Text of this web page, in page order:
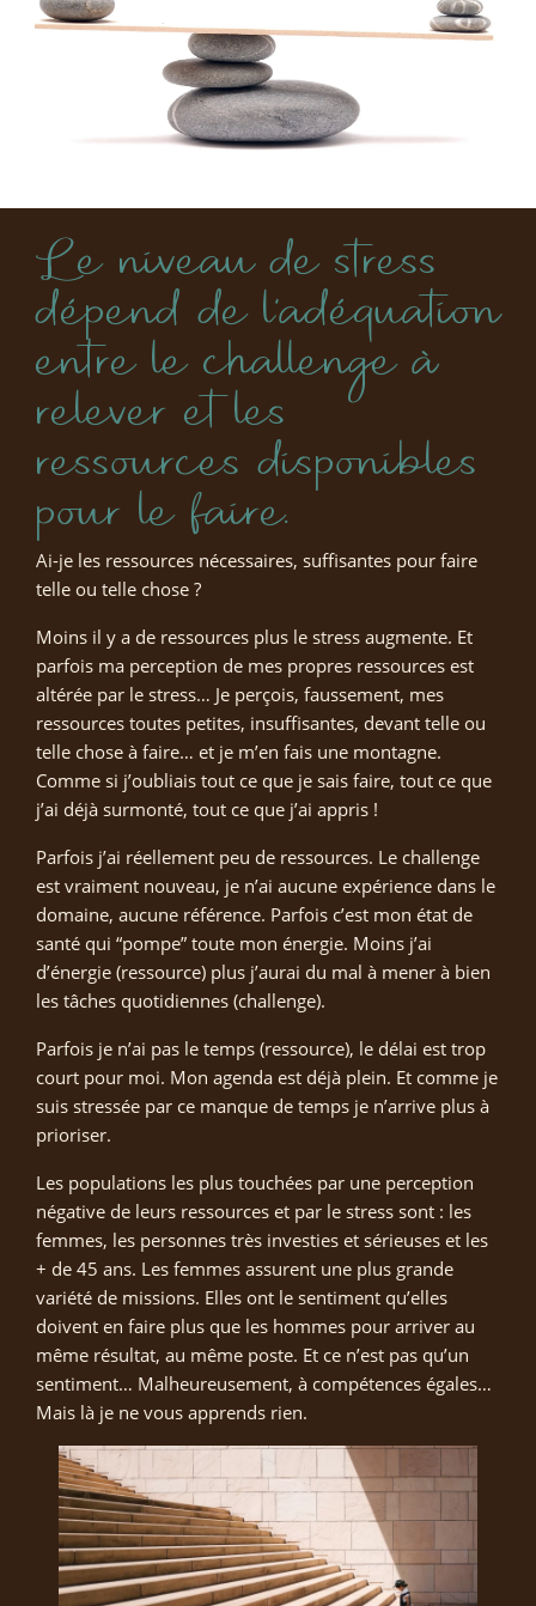
Le niveau de stress
dépend de l’adéquation
entre le challenge à
relever et les
ressources disponibles
pour le faire.
Ai-je les ressources nécessaires, suffisantes pour faire
telle ou telle chose ?
Moins il y a de ressources plus le stress augmente. Et
parfois ma perception de mes propres ressources est
altérée par le stress… Je perçois, faussement, mes
ressources toutes petites, insuffisantes, devant telle ou
telle chose à faire… et je m’en fais une montagne.
Comme si j’oubliais tout ce que je sais faire, tout ce que
j’ai déjà surmonté, tout ce que j’ai appris !
Parfois j’ai réellement peu de ressources. Le challenge
est vraiment nouveau, je n’ai aucune expérience dans le
domaine, aucune référence. Parfois c’est mon état de
santé qui “pompe” toute mon énergie. Moins j’ai
d’énergie (ressource) plus j’aurai du mal à mener à bien
les tâches quotidiennes (challenge).
Parfois je n’ai pas le temps (ressource), le délai est trop
court pour moi. Mon agenda est déjà plein. Et comme je
suis stressée par ce manque de temps je n’arrive plus à
prioriser.
Les populations les plus touchées par une perception
négative de leurs ressources et par le stress sont : les
femmes, les personnes très investies et sérieuses et les
+ de 45 ans. Les femmes assurent une plus grande
variété de missions. Elles ont le sentiment qu’elles
doivent en faire plus que les hommes pour arriver au
même résultat, au même poste. Et ce n’est pas qu’un
sentiment… Malheureusement, à compétences égales…
Mais là je ne vous apprends rien.